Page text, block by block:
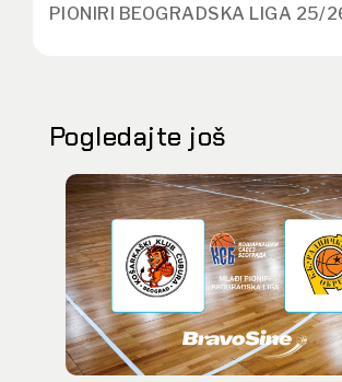
PIONIRI BEOGRADSKA LIGA 25/
Pogledajte još